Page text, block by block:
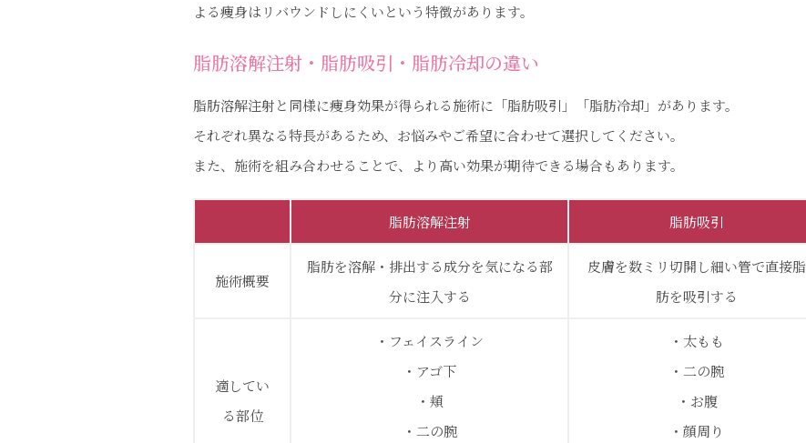
よる痩身はリバウンドしにくいという特徴があります。
脂肪溶解注射・脂肪吸引・脂肪冷却の違い
脂肪溶解注射と同様に痩身効果が得られる施術に「脂肪吸引」「脂肪冷却」があります。
それぞれ異なる特長があるため、お悩みやご希望に合わせて選択してください。
また、施術を組み合わせることで、より高い効果が期待できる場合もあります。
脂肪溶解注射 脂肪吸引
施術概要
脂肪を溶解・排出する成分を気になる部
分に注入する
皮膚を数ミリ切開し細い管で直接脂
肪を吸引する
適してい
る部位
・フェイスライン
・アゴ下
・頬
・二の腕
・太もも
・二の腕
・お腹
・顔周り